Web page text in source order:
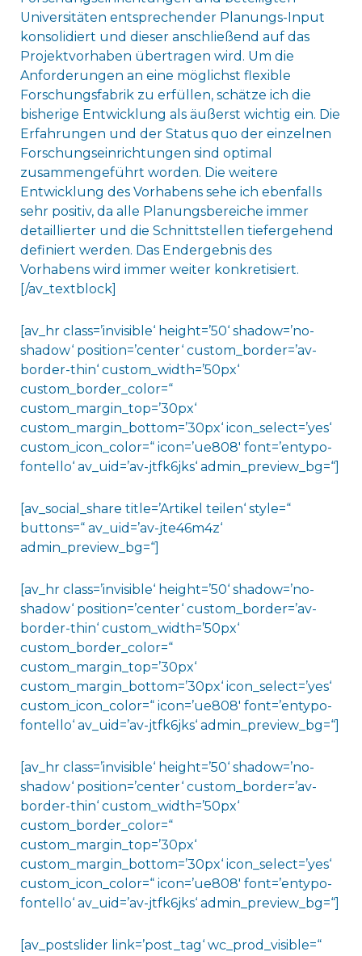
Universitäten entsprechender Planungs-Input
konsolidiert und dieser anschließend auf das
Projektvorhaben übertragen wird. Um die
Anforderungen an eine möglichst flexible
Forschungsfabrik zu erfüllen, schätze ich die
bisherige Entwicklung als äußerst wichtig ein. Die
Erfahrungen und der Status quo der einzelnen
Forschungseinrichtungen sind optimal
zusammengeführt worden. Die weitere
Entwicklung des Vorhabens sehe ich ebenfalls
sehr positiv, da alle Planungsbereiche immer
detaillierter und die Schnittstellen tiefergehend
definiert werden. Das Endergebnis des
Vorhabens wird immer weiter konkretisiert.
[/av_textblock]
[av_hr class=’invisible‘ height=’50‘ shadow=’no-
shadow‘ position=’center‘ custom_border=’av-
border-thin‘ custom_width=’50px‘
custom_border_color=“
custom_margin_top=’30px‘
custom_margin_bottom=’30px‘ icon_select=’yes‘
custom_icon_color=“ icon=’ue808′ font=’entypo-
fontello‘ av_uid=’av-jtfk6jks‘ admin_preview_bg=“]
[av_social_share title=’Artikel teilen‘ style=“
buttons=“ av_uid=’av-jte46m4z‘
admin_preview_bg=“]
[av_hr class=’invisible‘ height=’50‘ shadow=’no-
shadow‘ position=’center‘ custom_border=’av-
border-thin‘ custom_width=’50px‘
custom_border_color=“
custom_margin_top=’30px‘
custom_margin_bottom=’30px‘ icon_select=’yes‘
custom_icon_color=“ icon=’ue808′ font=’entypo-
fontello‘ av_uid=’av-jtfk6jks‘ admin_preview_bg=“]
[av_hr class=’invisible‘ height=’50‘ shadow=’no-
shadow‘ position=’center‘ custom_border=’av-
border-thin‘ custom_width=’50px‘
custom_border_color=“
custom_margin_top=’30px‘
custom_margin_bottom=’30px‘ icon_select=’yes‘
custom_icon_color=“ icon=’ue808′ font=’entypo-
fontello‘ av_uid=’av-jtfk6jks‘ admin_preview_bg=“]
[av_postslider link=’post_tag‘ wc_prod_visible=“